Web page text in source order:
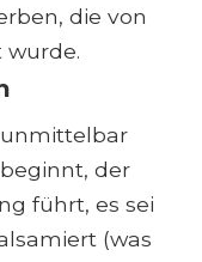
die von
der
führt, es sei
(was